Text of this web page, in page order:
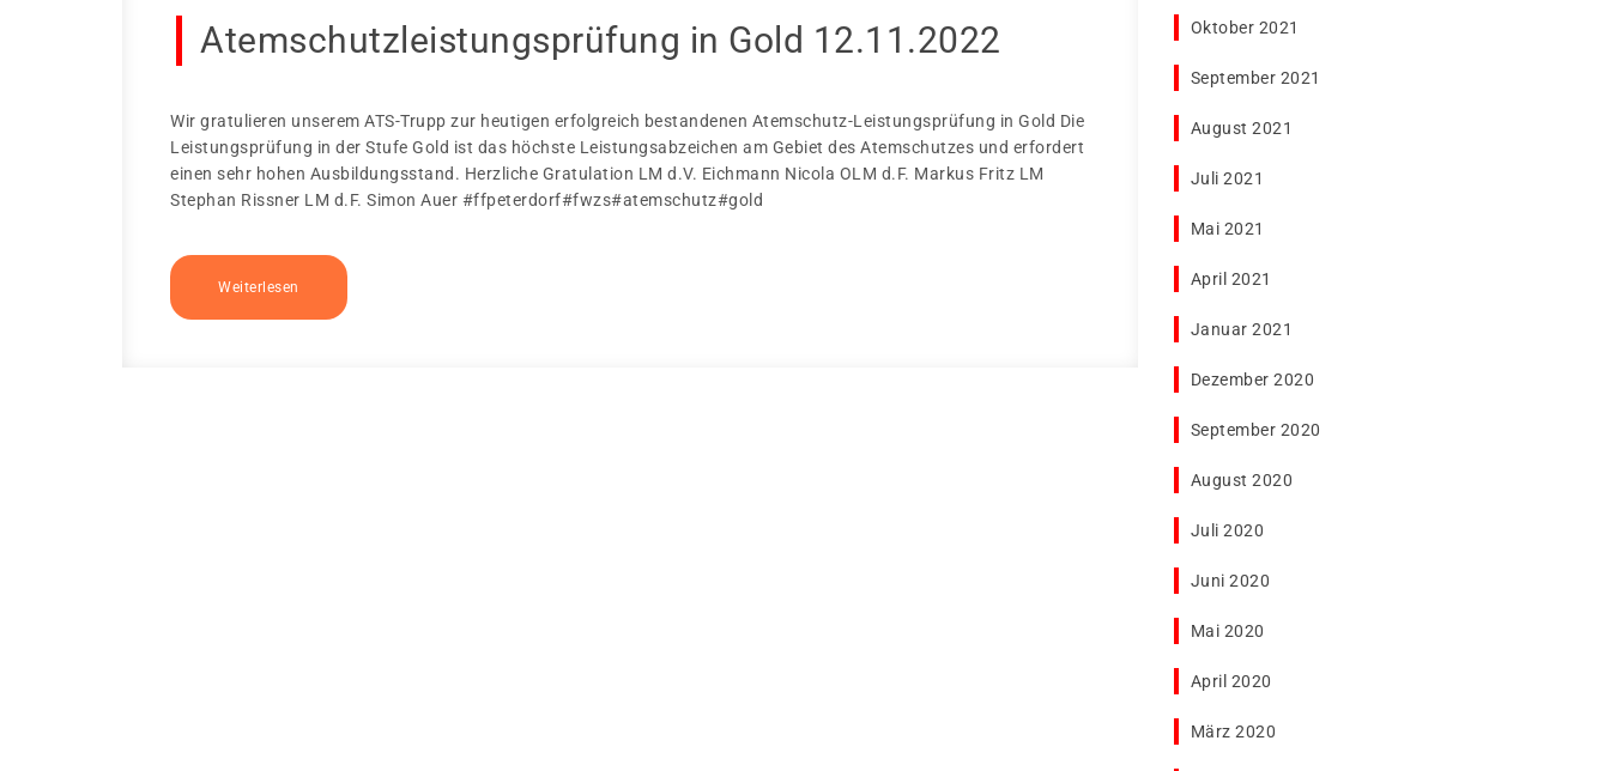
Atemschutzleistungsprüfung in Gold 12.11.2022
Wir gratulieren unserem ATS-Trupp zur heutigen erfolgreich bestandenen Atemschutz-Leistungsprüfung in Gold Die
Leistungsprüfung in der Stufe Gold ist das höchste Leistungsabzeichen am Gebiet des Atemschutzes und erfordert
einen sehr hohen Ausbildungsstand. Herzliche Gratulation LM d.V. Eichmann Nicola OLM d.F. Markus Fritz LM
Stephan Rissner LM d.F. Simon Auer #ffpeterdorf#fwzs#atemschutz#gold
Weiterlesen
Oktober 2021
September 2021
August 2021
Juli 2021
Mai 2021
April 2021
Januar 2021
Dezember 2020
September 2020
August 2020
Juli 2020
Juni 2020
Mai 2020
April 2020
März 2020